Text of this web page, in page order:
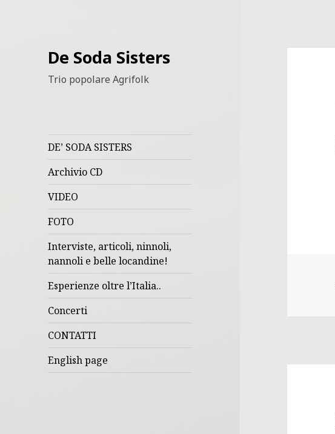
De Soda Sisters
Trio popolare Agrifolk
DE’ SODA SISTERS
Archivio CD
VIDEO
FOTO
Interviste, articoli, ninnoli,
nannoli e belle locandine!
Esperienze oltre l’Italia..
Concerti
CONTATTI
English page